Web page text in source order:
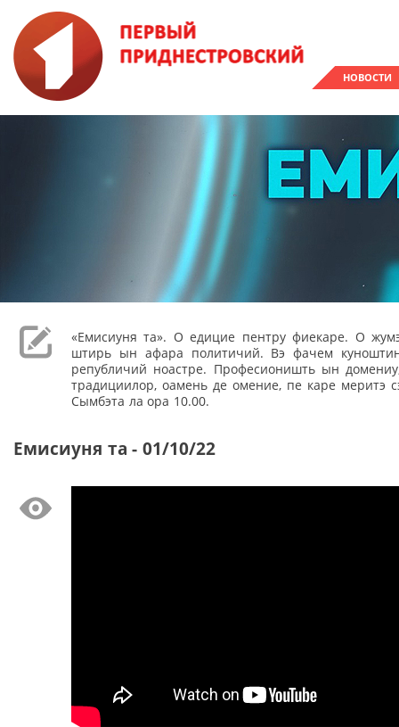
НОВОСТИ
«Емисиуня та». О едицие пентру фиекаре. О
штирь ын афара политичий. Вэ фачем
републичий ноастре. Професионишть ын
традициилор, оамень де омение, пе каре меритэ
Сымбэта ла ора 10.00.
Емисиуня та - 01/10/22